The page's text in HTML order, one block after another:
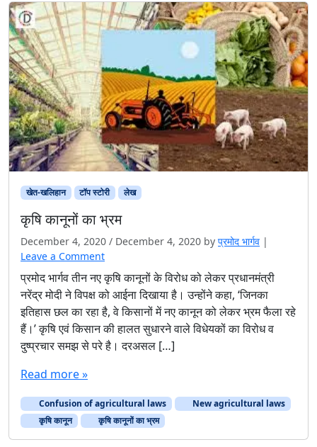
खेत-खलिहान टॉप स्टोरी लेख
कृषि कानूनों का भ्रम
December 4, 2020 / December 4, 2020 by प्रमोद भार्गव |
Leave a Comment
प्रमोद भार्गव तीन नए कृषि कानूनों के विरोध को लेकर प्रधानमंत्री
नरेंद्र मोदी ने विपक्ष को आईना दिखाया है। उन्होंने कहा, ‘जिनका
इतिहास छल का रहा है, वे किसानों में नए कानून को लेकर भ्रम फैला रहे
हैं।’ कृषि एवं किसान की हालत सुधारने वाले विधेयकों का विरोध व
दुष्प्रचार समझ से परे है। दरअसल […]
Read more »
Confusion of agricultural laws
New agricultural laws
कृषि कानून
कृषि कानूनों का भ्रम